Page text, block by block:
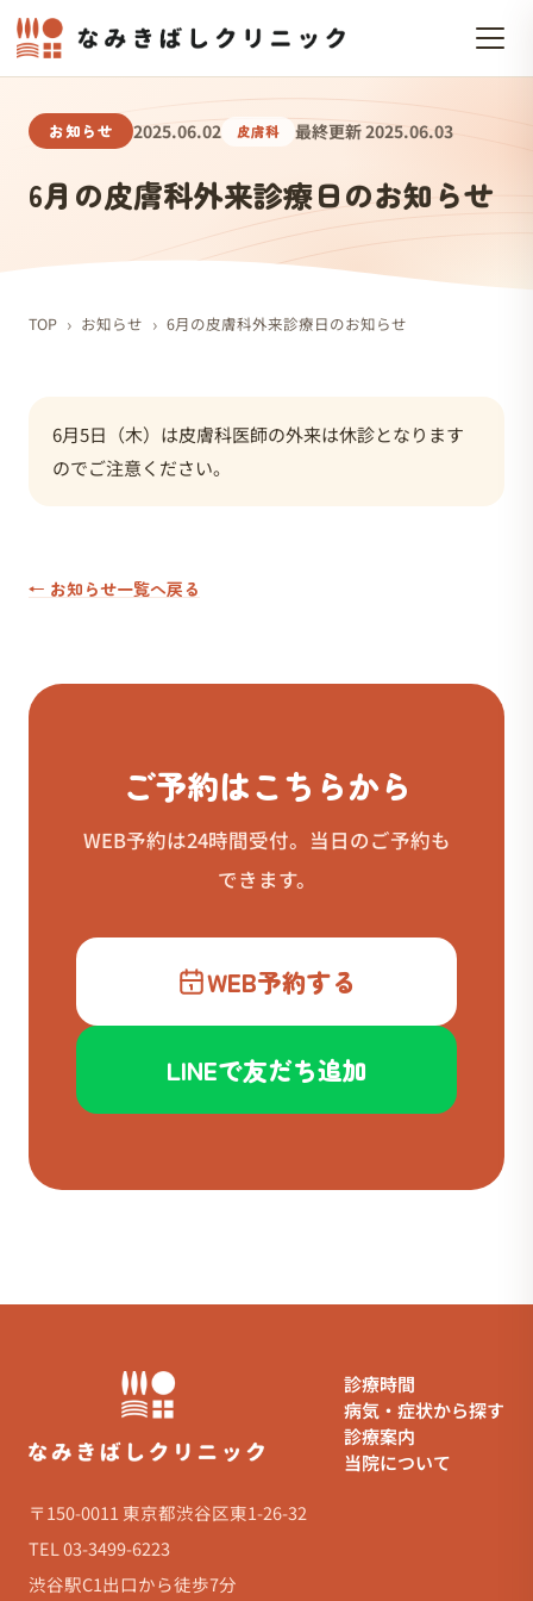
お知らせ 2025.06.02 皮膚科 最終更新 2025.06.03
6月の皮膚科外来診療日のお知らせ
TOP › お知らせ › 6月の皮膚科外来診療日のお知らせ
6月5日（木）は皮膚科医師の外来は休診となります
のでご注意ください。
← お知らせ一覧へ戻る
ご予約はこちらから
WEB予約は24時間受付。当日のご予約も
できます。
WEB予約する
LINEで友だち追加
〒150-0011 東京都渋谷区東1-26-32
TEL 03-3499-6223
渋谷駅C1出口から徒歩7分
診療時間
病気・症状から探す
診療案内
当院について